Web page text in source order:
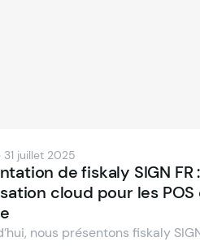
31 juillet 2025
de fiskaly SIGN FR :
cloud pour les POS
nous présentons fiskaly